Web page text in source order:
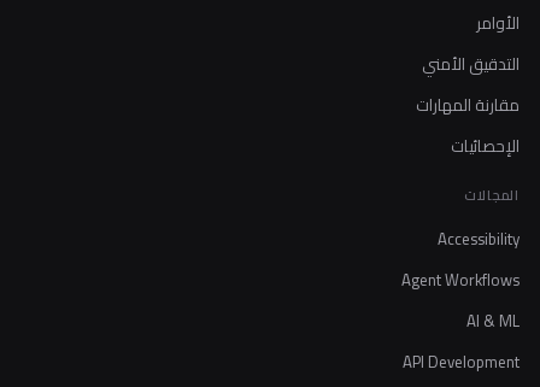
الأوامر
التدقيق الأمني
مقارنة المهارات
الإحصائيات
المجالات
Accessibility
Agent Workflows
AI & ML
API Development